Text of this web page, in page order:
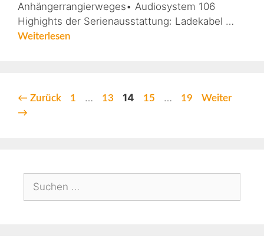
Anhängerrangierweges• Audiosystem 106
Highights der Serienausstattung: Ladekabel …
Weiterlesen
← Zurück 1 … 13 14 15 … 19
Weiter
→